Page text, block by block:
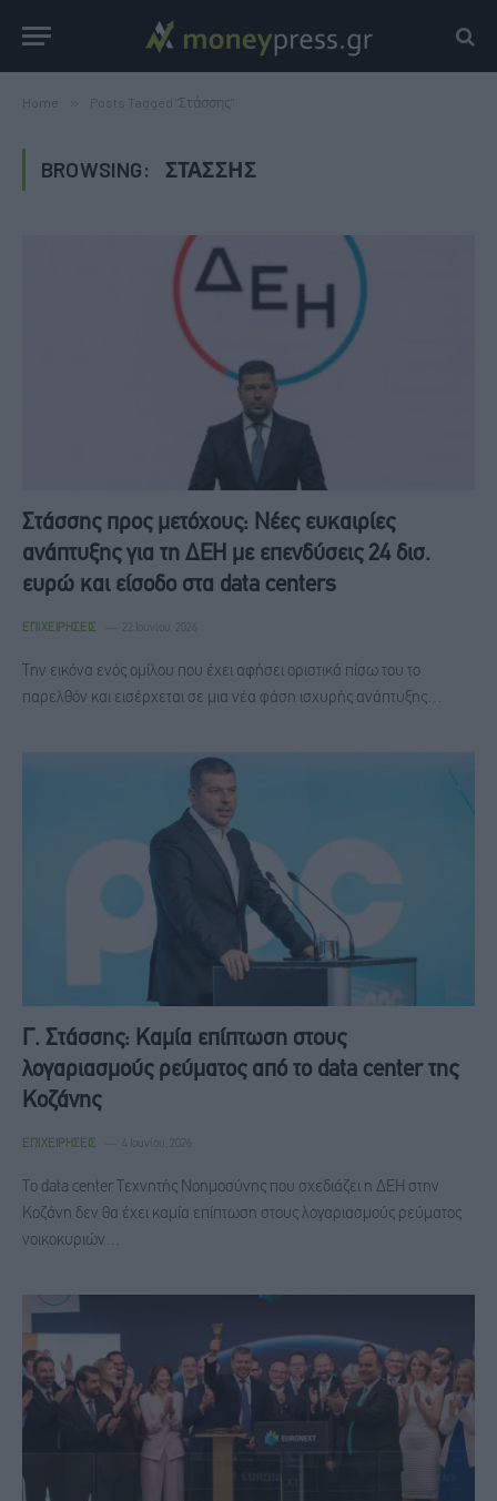
Home Posts Tagged "Στάσσης"
BROWSING: ΣΤΆΣΣΗΣ
Στάσσης προς μετόχους: Νέες ευκαιρίες
ανάπτυξης για τη ΔΕΗ με επενδύσεις 24 δισ.
ευρώ και είσοδο στα data centers
ΕΠΙΧΕΙΡΉΣΕΙΣ 22 Ιουνίου, 2026
Την εικόνα ενός ομίλου που έχει αφήσει οριστικά πίσω του το
παρελθόν και εισέρχεται σε μια νέα φάση ισχυρής ανάπτυξης…
Γ. Στάσσης: Καμία επίπτωση στους
λογαριασμούς ρεύματος από το data center της
Κοζάνης
ΕΠΙΧΕΙΡΉΣΕΙΣ 4 Ιουνίου, 2026
Το data center Τεχνητής Νοημοσύνης που σχεδιάζει η ΔΕΗ στην
Κοζάνη δεν θα έχει καμία επίπτωση στους λογαριασμούς ρεύματος
νοικοκυριών…